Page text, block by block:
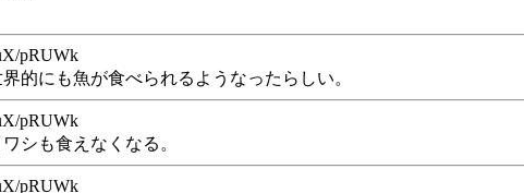
pRUWk
的にも魚が食べられるようなったらしい。
pRUWk
シも食えなくなる。
pRUWk